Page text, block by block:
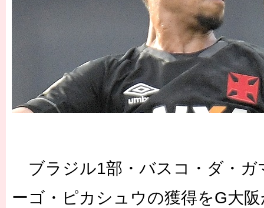
ブラジル1部・バスコ・ダ・ガ
ーゴ・ピカシュウの獲得をG大